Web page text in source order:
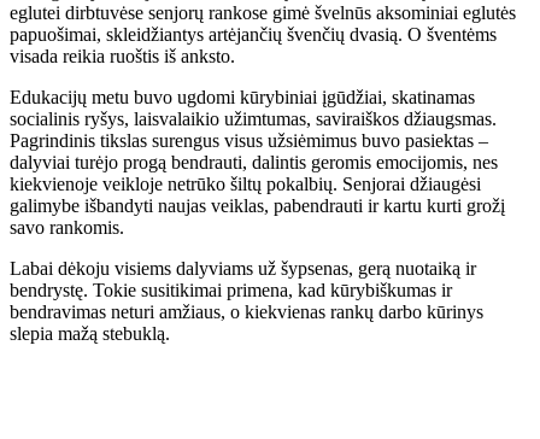
eglutei dirbtuvėse senjorų rankose gimė švelnūs aksominiai eglutės
papuošimai, skleidžiantys artėjančių švenčių dvasią. O šventėms
visada reikia ruoštis iš anksto.
Edukacijų metu buvo ugdomi kūrybiniai įgūdžiai, skatinamas
socialinis ryšys, laisvalaikio užimtumas, saviraiškos džiaugsmas.
Pagrindinis tikslas surengus visus užsiėmimus buvo pasiektas –
dalyviai turėjo progą bendrauti, dalintis geromis emocijomis, nes
kiekvienoje veikloje netrūko šiltų pokalbių. Senjorai džiaugėsi
galimybe išbandyti naujas veiklas, pabendrauti ir kartu kurti grožį
savo rankomis.
Labai dėkoju visiems dalyviams už šypsenas, gerą nuotaiką ir
bendrystę. Tokie susitikimai primena, kad kūrybiškumas ir
bendravimas neturi amžiaus, o kiekvienas rankų darbo kūrinys
slepia mažą stebuklą.